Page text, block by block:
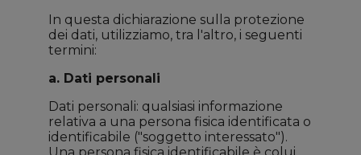
In questa dichiarazione sulla protezione
dei dati, utilizziamo, tra l'altro, i seguenti
termini:
a. Dati personali
Dati personali: qualsiasi informazione
relativa a una persona fisica identificata o
identificabile ("soggetto interessato").